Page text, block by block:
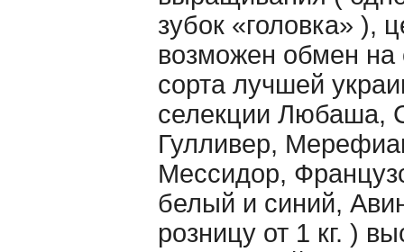
зубок «головка» ),
возможен обмен на
сорта лучшей
селекции Любаша,
Гулливер,
Мессидор,
белый и синий,
розницу от 1 кг. )